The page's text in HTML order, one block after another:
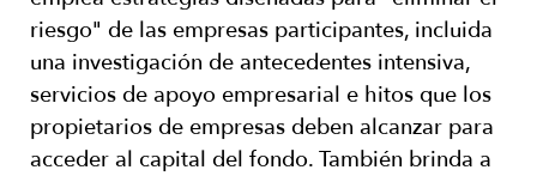
riesgo" de las empresas participantes, incluida
una investigación de antecedentes intensiva,
servicios de apoyo empresarial e hitos que los
propietarios de empresas deben alcanzar para
acceder al capital del fondo. También brinda a